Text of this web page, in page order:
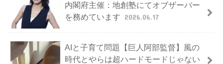
内閣府主催：地創塾にてオブザーバー
を務めています 2026.06.17
AIと子育て問題【巨人阿部監督】風の
時代とやらは超ハードモードじゃない